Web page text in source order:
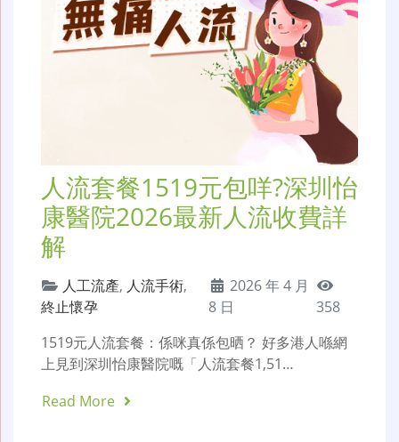
人流套餐1519元包咩?深圳怡
康醫院2026最新人流收費詳
解
人工流產, 人流手術,
終止懷孕
2026 年 4 月
8 日
358
1519元人流套餐：係咪真係包晒？ 好多港人喺網
上見到深圳怡康醫院嘅「人流套餐1,51…
Read More